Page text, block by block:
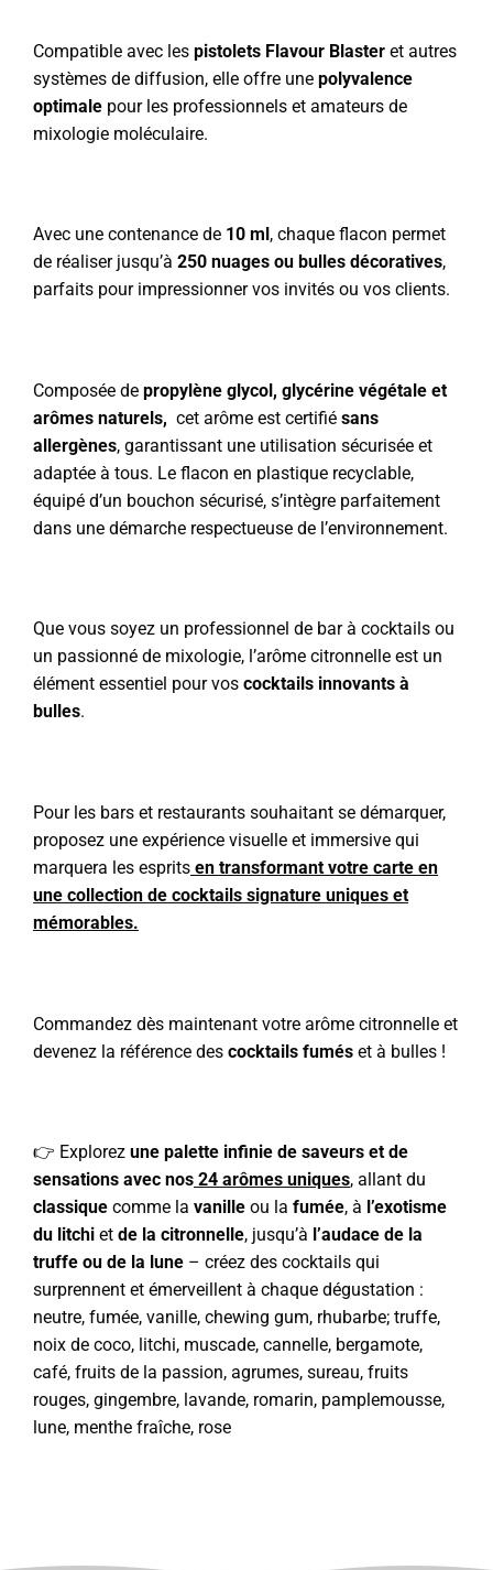
Compatible avec les pistolets Flavour Blaster et autres
systèmes de diffusion, elle offre une polyvalence
optimale pour les professionnels et amateurs de
mixologie moléculaire.
Avec une contenance de 10 ml , chaque flacon permet
de réaliser jusqu’à 250 nuages ou bulles décoratives,
parfaits pour impressionner vos invités ou vos clients.
Composée de propylène glycol, glycérine végétale et
arômes naturels, cet arôme est certifié sans
allergènes, garantissant une utilisation sécurisée et
adaptée à tous. Le flacon en plastique recyclable,
équipé d’un bouchon sécurisé, s’intègre parfaitement
dans une démarche respectueuse de l’environnement.
Que vous soyez un professionnel de bar à cocktails ou
un passionné de mixologie, l’arôme citronnelle est un
élément essentiel pour vos cocktails innovants à
bulles.
Pour les bars et restaurants souhaitant se démarquer,
proposez une expérience visuelle et immersive qui
marquera les esprits en transformant votre carte en
une collection de cocktails signature uniques et
mémorables.
Commandez dès maintenant votre arôme citronnelle et
devenez la référence des cocktails fumés et à bulles !
👉 Explorez une palette infinie de saveurs et de
sensations avec nos 24 arômes uniques, allant du
classique comme la vanille ou la fumée, à l’exotisme
du litchi et de la citronnelle, jusqu’à l’audace de la
truffe ou de la lune – créez des cocktails qui
surprennent et émerveillent à chaque dégustation :
neutre, fumée, vanille, chewing gum, rhubarbe; truffe,
noix de coco, litchi, muscade, cannelle, bergamote,
café, fruits de la passion, agrumes, sureau, fruits
rouges, gingembre, lavande, romarin, pamplemousse,
lune, menthe fraîche, rose